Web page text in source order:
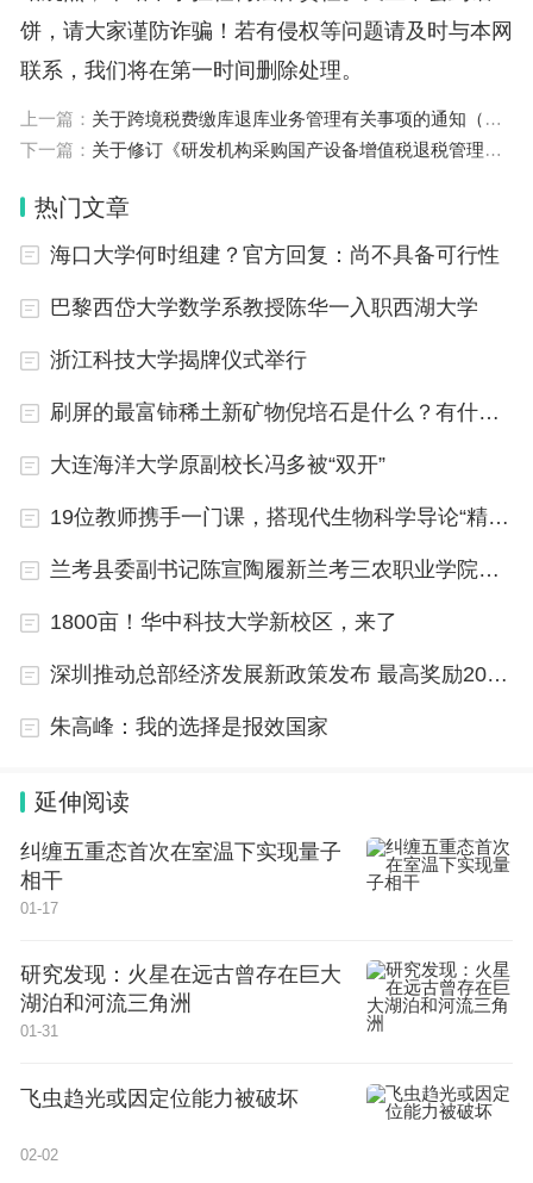
市经济和信息化局根据绿通企业主营业务、行
业、细分赛道、财务情况等信息，制定初步绿通服务
方案，组建服务小组。服务小组主要由市经济和信息
化局、北股交相关业务人员组成，同时发挥券商等中
（二）北京区域性股权市场入板
对于尚未进入北京区域性股权市场的企业，服
务小组将为企业提供一对一、手把手式的入板服务工
场；对于已经进入北京区域性股权市场的企业，服务
小组直接为企业提供相关服务。
（三）绿通服务核心内容
根据《全国中小企业股份转让系统股票公开转
让并挂牌审核指引——区域性股权市场创新型企业申
报与审核（试行）》，绿色通道机制是区域性股权市
股权市场挂牌的专精特新中小企业、专精特新“小巨
育层企业等四类企业，开通审核“快车道”，提供申报
前咨询、优先受理、快速审核等专项支持措施，提高
企业申报挂牌效率。同时，北股交与中国证券登记结
得挂牌函后的股权登记流程，并持续为绿通企业提供
后续融资、上市等资本市场服务。
饼，请大家谨防诈骗！若有侵权等问题请及时与本网
联系，我们将在第一时间删除处理。
上一篇： 关于跨境税费缴库退库业务管理有关事项的通知（银发〔2024〕4号）
下一篇： 关于修订《研发机构采购国产设备增值税退税管理办法》的公告（国家税务总局公告2023年第20号）
热门文章
海口大学何时组建？官方回复：尚不具备可行性
巴黎西岱大学数学系教授陈华一入职西湖大学
浙江科技大学揭牌仪式举行
刷屏的最富铈稀土新矿物倪培石是什么？有什么用？
大连海洋大学原副校长冯多被“双开”
19位教师携手一门课，搭现代生物科学导论“精神骨架”
兰考县委副书记陈宣陶履新兰考三农职业学院院长
1800亩！华中科技大学新校区，来了
深圳推动总部经济发展新政策发布 最高奖励2000万
朱高峰：我的选择是报效国家
延伸阅读
纠缠五重态首次在室温下实现量子
相干
01-17
研究发现：火星在远古曾存在巨大
湖泊和河流三角洲
01-31
飞虫趋光或因定位能力被破坏
02-02